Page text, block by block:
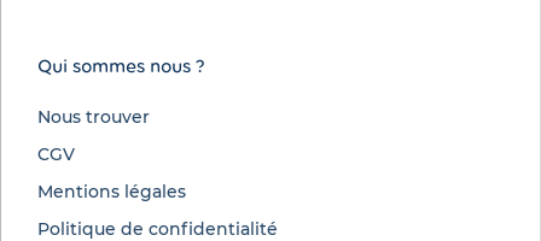
Qui sommes nous ?
Nous trouver
CGV
Mentions légales
Politique de confidentialité